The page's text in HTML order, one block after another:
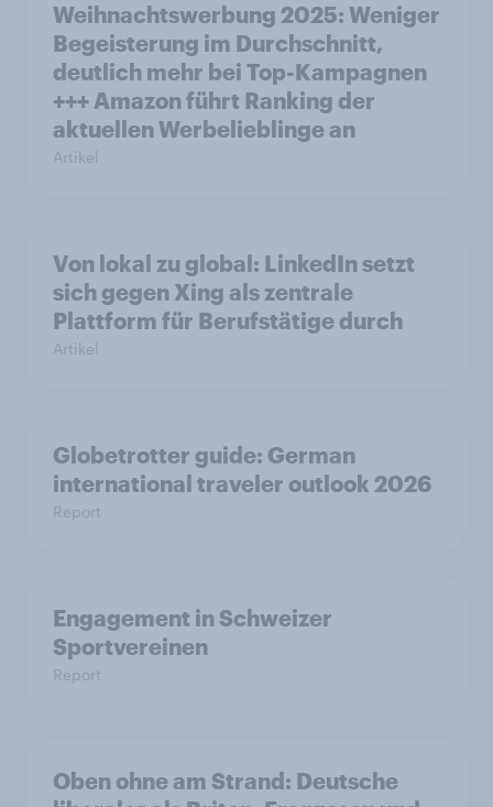
Weihnachtswerbung 2025: Weniger
Begeisterung im Durchschnitt,
deutlich mehr bei Top-Kampagnen
+++ Amazon führt Ranking der
aktuellen Werbelieblinge an
Artikel
Von lokal zu global: LinkedIn setzt
sich gegen Xing als zentrale
Plattform für Berufstätige durch
Artikel
Globetrotter guide: German
international traveler outlook 2026
Report
Engagement in Schweizer
Sportvereinen
Report
Oben ohne am Strand: Deutsche